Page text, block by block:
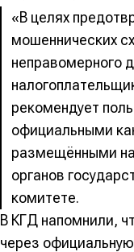
«В целях
мошеннических
неправомерного
рекомендует
официальными
размещёнными
органов
комитете.
В КГД напомнили,
через